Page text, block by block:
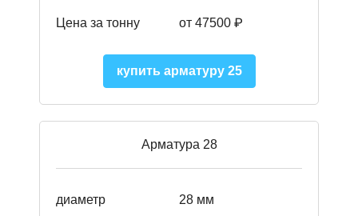
Цена за тонну от 47500 ₽
купить арматуру 25
Арматура 28
диаметр 28 мм